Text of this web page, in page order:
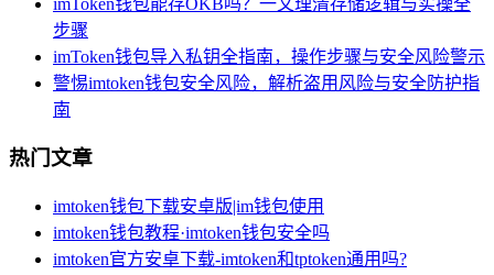
步骤
imToken钱包导入私钥全指南，操作步骤与安全风险警示
警惕imtoken钱包安全风险，解析盗用风险与安全防护指
南
热门文章
imtoken钱包下载安卓版|im钱包使用
imtoken钱包教程·imtoken钱包安全吗
imtoken官方安卓下载-imtoken和tptoken通用吗?